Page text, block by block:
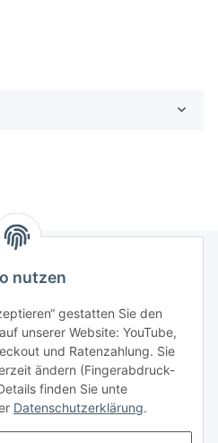
widerrufen
nutzen
gestatten Sie den
unserer Website: YouTube,
und Ratenzahlung. Sie
ändern (Fingerabdruck-
finden Sie unte
Datenschutzerklärung.